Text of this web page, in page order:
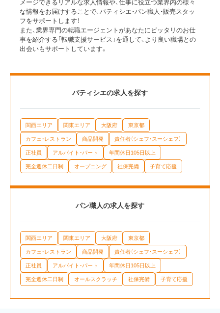
メージできるリアルな求人情報や、仕事に役立つ業界内の様々
な情報をお届けすることで、パティシエ・パン職人・販売スタッ
フをサポートします！
また、業界専門の転職エージェントがあなたにピッタリのお仕
事を紹介する「転職支援サービス」を通して、より良い職場との
出会いもサポートしています。
パティシエの求人を探す
関西エリア 関東エリア 大阪府 東京都
カフェ・レストラン 商品開発 責任者（シェフ・スーシェフ）
正社員 アルバイト・パート 年間休日105日以上
完全週休二日制 オープニング 社保完備 子育て応援
パン職人の求人を探す
関西エリア 関東エリア 大阪府 東京都
カフェ・レストラン 商品開発 責任者（シェフ・スーシェフ）
正社員 アルバイト・パート 年間休日105日以上
完全週休二日制 オールスクラッチ 社保完備 子育て応援